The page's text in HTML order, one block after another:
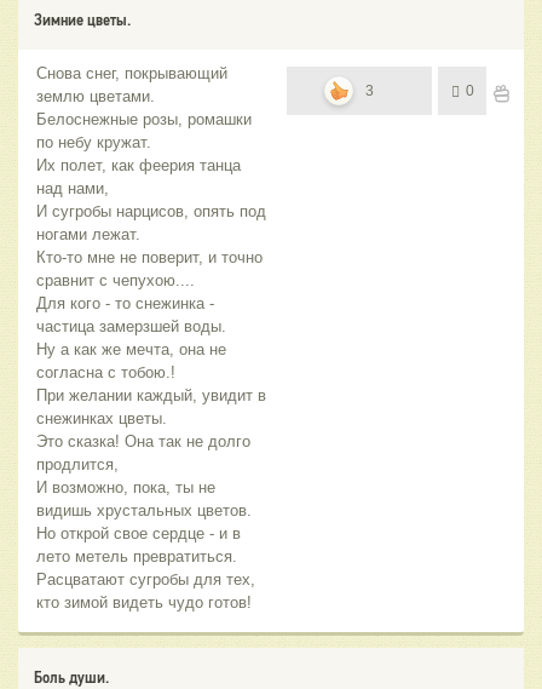
Зимние цветы.
Снова снег, покрывающий
землю цветами.
Белоснежные розы, ромашки
по небу кружат.
Их полет, как феерия танца
над нами,
И сугробы нарцисов, опять под
ногами лежат.
Кто-то мне не поверит, и точно
сравнит с чепухою....
Для кого - то снежинка -
частица замерзшей воды.
Ну а как же мечта, она не
согласна с тобою.!
При желании каждый, увидит в
снежинках цветы.
Это сказка! Она так не долго
продлится,
И возможно, пока, ты не
видишь хрустальных цветов.
Но открой свое сердце - и в
лето метель превратиться.
Расцватают сугробы для тех,
кто зимой видеть чудо готов!
3 0
Боль души.